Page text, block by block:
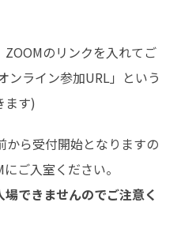
のリンクを入れてご
ンライン参加URL」という
ます)
から受付開始となりますの
ご入室ください。
できませんのでご注意く